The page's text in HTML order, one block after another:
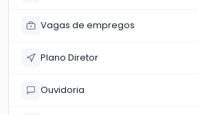
Vagas de empregos
Plano Diretor
Ouvidoria